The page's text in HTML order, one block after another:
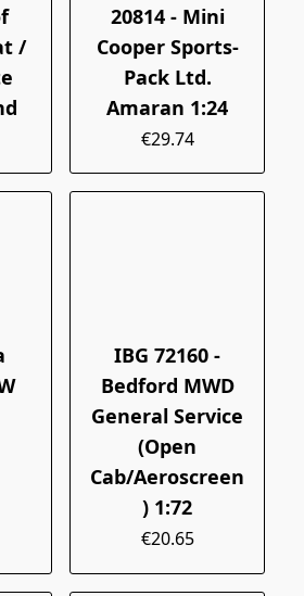
/
20814 - Mini
Cooper Sports-
Pack Ltd.
Amaran 1:24
€29.74
IBG 72160 -
Bedford MWD
General Service
(Open
Cab/Aeroscreen
) 1:72
€20.65